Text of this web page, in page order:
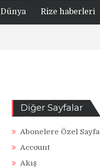
Dünya Rize haberleri
Diğer Sayfalar
Abonelere Özel Sayfa
Account
Akış